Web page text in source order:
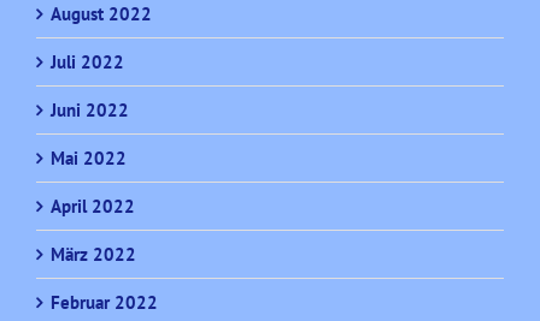
August 2022
Juli 2022
Juni 2022
Mai 2022
April 2022
März 2022
Februar 2022